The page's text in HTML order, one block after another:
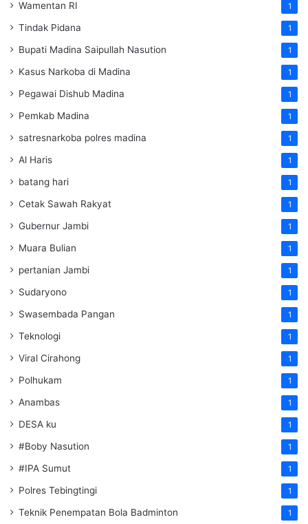
Wamentan RI 1
Tindak Pidana 1
Bupati Madina Saipullah Nasution 1
Kasus Narkoba di Madina 1
Pegawai Dishub Madina 1
Pemkab Madina 1
satresnarkoba polres madina 1
Al Haris 1
batang hari 1
Cetak Sawah Rakyat 1
Gubernur Jambi 1
Muara Bulian 1
pertanian Jambi 1
Sudaryono 1
Swasembada Pangan 1
Teknologi 1
Viral Cirahong 1
Polhukam 1
Anambas 1
DESA ku 1
#Boby Nasution 1
#IPA Sumut 1
Polres Tebingtingi 1
Teknik Penempatan Bola Badminton 1